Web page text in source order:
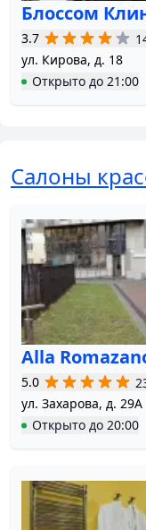
Блоссом
3.7
ул. Кирова, д. 18
Открыто до 21:00
Салоны
Alla
5.0
ул. Захарова, д. 29А
Открыто до 20:00